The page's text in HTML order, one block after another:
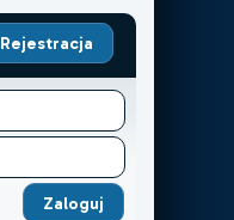
Rejestracja